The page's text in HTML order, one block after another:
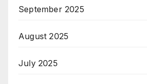
September 2025
August 2025
July 2025